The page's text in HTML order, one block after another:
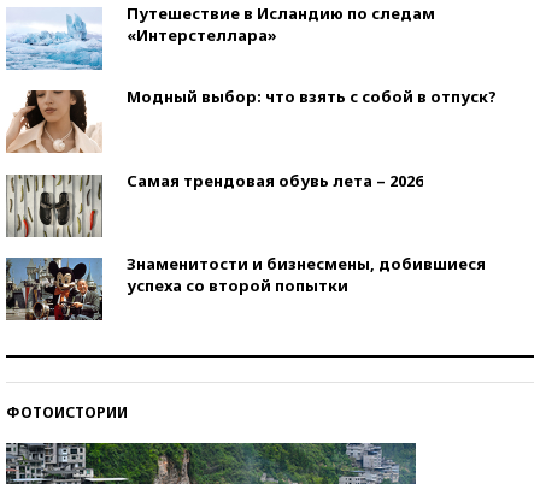
Путешествие в Исландию по следам
«Интерстеллара»
Модный выбор: что взять с собой в отпуск?
Самая трендовая обувь лета – 2026
Знаменитости и бизнесмены, добившиеся
успеха со второй попытки
ФОТОИСТОРИИ